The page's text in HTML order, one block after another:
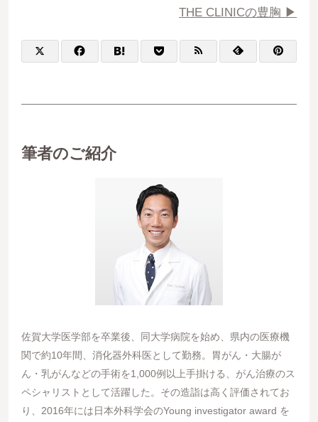
THE CLINICの豊胸 ▶︎
筆者のご紹介
佐賀大学医学部を卒業後、同大学病院を始め、県内の医療機
関で約10年間、消化器外科医として勤務。胃がん・大腸が
ん・乳がんなどの手術を1,000例以上手掛ける、がん治療のス
ペシャリストとして活躍した。その造詣は高く評価されてお
り、2016年には日本外科学会のYoung investigator award を